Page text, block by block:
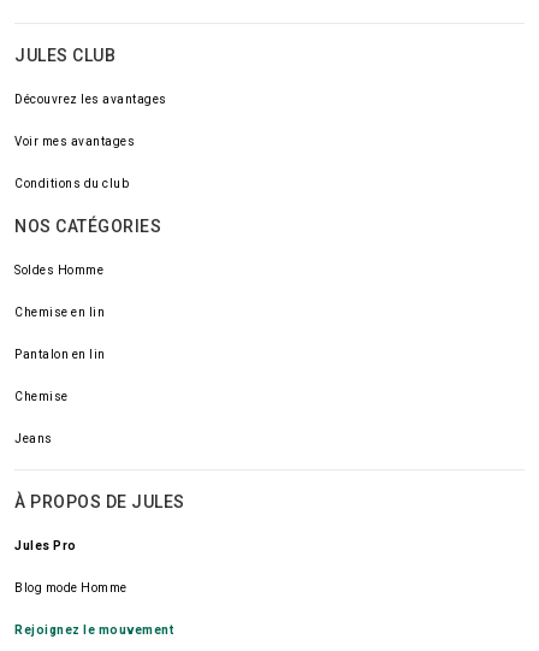
JULES CLUB
Découvrez les avantages
Voir mes avantages
Conditions du club
NOS CATÉGORIES
Soldes Homme
Chemise en lin
Pantalon en lin
Chemise
Jeans
À PROPOS DE JULES
Jules Pro
Blog mode Homme
Rejoignez le mouvement